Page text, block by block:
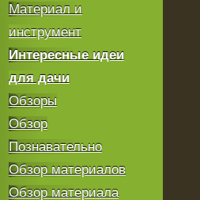
Материал и
инструмент
Интересные идеи
для дачи
Обзоры
Обзор
Познавательно
Обзор материалов
Обзор материала